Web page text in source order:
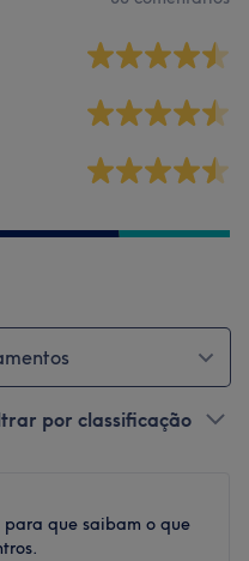
por classificação
para que saibam o que